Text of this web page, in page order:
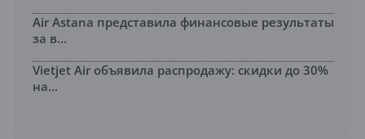
Air Astana представила финансовые результаты
за в...
Vietjet Air объявила распродажу: скидки до 30%
на...